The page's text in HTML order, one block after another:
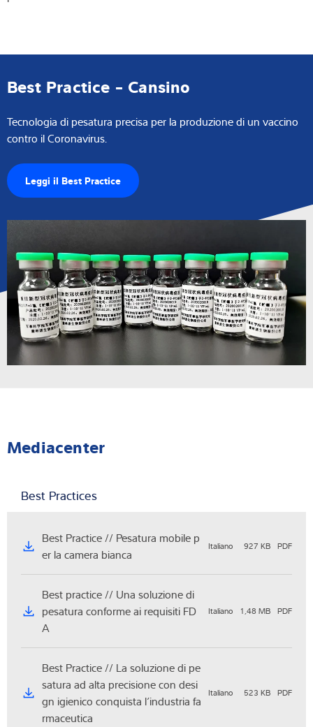
Best Practice - Cansino
Tecnologia di pesatura precisa per la produzione di un vaccino
contro il Coronavirus.
Leggi il Best Practice
Mediacenter
Best Practices
Best Practice // Pesatura mobile p
er la camera bianca
Italiano 927 KB PDF
Best practice // Una soluzione di
pesatura conforme ai requisiti FD
A
Italiano 1,48 MB PDF
Best Practice // La soluzione di pe
satura ad alta precisione con desi
gn igienico conquista l’industria fa
rmaceutica
Italiano 523 KB PDF